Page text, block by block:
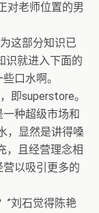
对老师位置的男
这部分知识已
识就进入下面的
口水啊。
即superstore。
种超级市场和
，显然是讲得嗓
，且经营理念相
以吸引更多的
”刘石觉得陈艳